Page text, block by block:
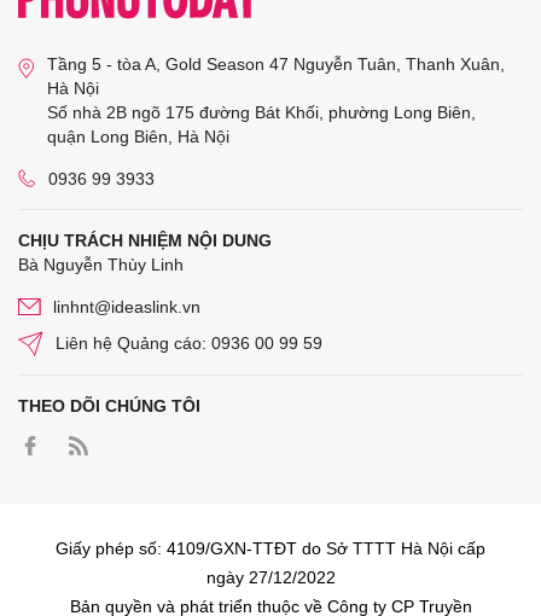
Tầng 5 - tòa A, Gold Season 47 Nguyễn Tuân, Thanh Xuân,
Hà Nội
Số nhà 2B ngõ 175 đường Bát Khối, phường Long Biên,
quận Long Biên, Hà Nội
0936 99 3933
CHỊU TRÁCH NHIỆM NỘI DUNG
Bà Nguyễn Thùy Linh
linhnt@ideaslink.vn
Liên hệ Quảng cáo: 0936 00 99 59
THEO DÕI CHÚNG TÔI
Giấy phép số: 4109/GXN-TTĐT do Sở TTTT Hà Nội cấp
ngày 27/12/2022
Bản quyền và phát triển thuộc về Công ty CP Truyền